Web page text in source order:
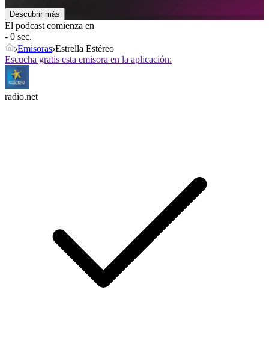
Descubrir más
El podcast comienza en
- 0 sec.
Emisoras Estrella Estéreo
Escucha gratis esta emisora en la aplicación:
radio.net